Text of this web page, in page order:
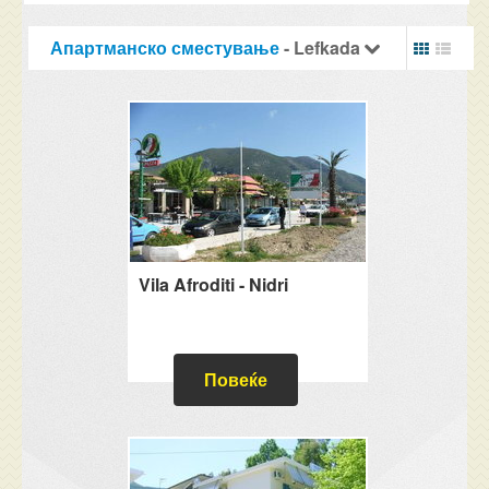
Апартманско сместување- Lefkada
Vila Afroditi - Nidri
Повеќе